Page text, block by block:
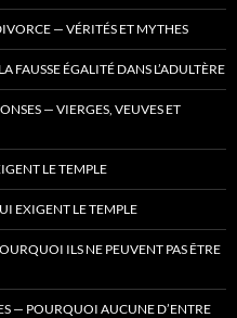
— VÉRITÉS ET MYTHES
FAUSSE ÉGALITÉ DANS L’ADULTÈRE
— VIERGES, VEUVES ET
LE TEMPLE
EXIGENT LE TEMPLE
ILS NE PEUVENT PAS ÊTRE
— POURQUOI AUCUNE D’ENTRE